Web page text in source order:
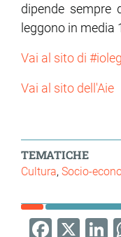
dipende sempre
leggono in media
Vai al sito di
Vai al sito dell'Aie
TEMATICHE
Cultura Socio-